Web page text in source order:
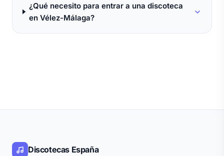
¿Qué necesito para entrar a una discoteca
en Vélez-Málaga?
Discotecas España